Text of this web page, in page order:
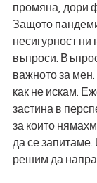
промяна, дори
Защото
несигурност
въпроси.
важното за
как не искам.
застина в
за които
да се
решим да